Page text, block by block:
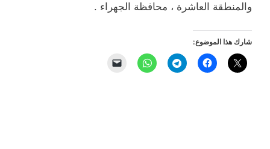
والمنطقة العاشرة ، محافظة الجهراء .
شارك هذا الموضوع: